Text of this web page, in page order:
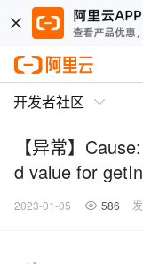
开发者社区
【异常】
d value for
2023-01-05 586